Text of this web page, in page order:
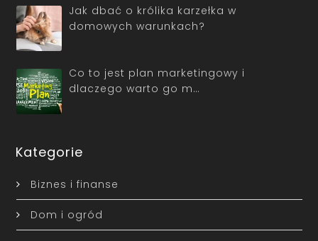
Jak dbać o królika karzełka w
domowych warunkach?
Co to jest plan marketingowy i
dlaczego warto go m…
Kategorie
Biznes i finanse
Dom i ogród